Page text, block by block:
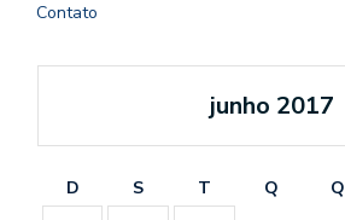
Contato
junho 2017
D S T Q Q